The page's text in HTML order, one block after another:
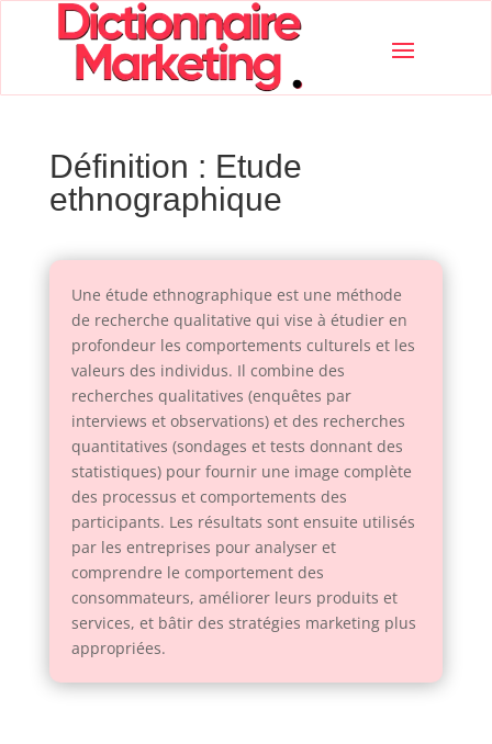
Définition : Etude
ethnographique
Une étude ethnographique est une méthode
de recherche qualitative qui vise à étudier en
profondeur les comportements culturels et les
valeurs des individus. Il combine des
recherches qualitatives (enquêtes par
interviews et observations) et des recherches
quantitatives (sondages et tests donnant des
statistiques) pour fournir une image complète
des processus et comportements des
participants. Les résultats sont ensuite utilisés
par les entreprises pour analyser et
comprendre le comportement des
consommateurs, améliorer leurs produits et
services, et bâtir des stratégies marketing plus
appropriées.